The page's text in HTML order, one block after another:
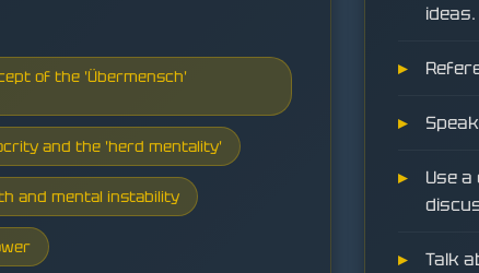
of the 'Übermensch'
and the 'herd mentality'
and mental instability
ideas.
Use
Talk